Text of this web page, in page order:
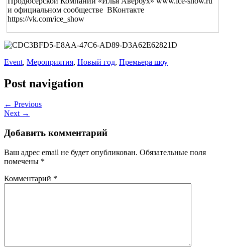
и официальном сообществе  ВКонтакте
https://vk.com/ice_show
Event, Мероприятия, Новый год, Премьера шоу
Post navigation
← Previous
Next →
Добавить комментарий
Ваш адрес email не будет опубликован. Обязательные поля
помечены *
Комментарий *